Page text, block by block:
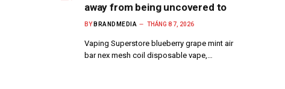
away from being uncovered to
BY BRANDMEDIA THÁNG 8 7, 2026
Vaping Superstore blueberry grape mint air
bar nex mesh coil disposable vape,…